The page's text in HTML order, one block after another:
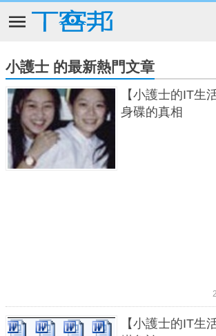
小護士 的最新熱門文章
【小護士的IT生
身碟的真相
【小護士的IT生